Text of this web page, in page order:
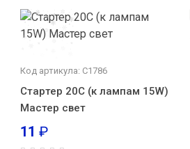
Код артикула: С1786
Стартер 20С (к лампам 15W)
Мастер свет
11 ₽